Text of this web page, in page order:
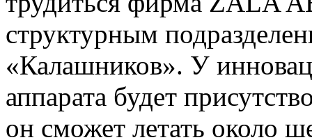
структурным
«Калашников». У
аппарата будет
он сможет летать около